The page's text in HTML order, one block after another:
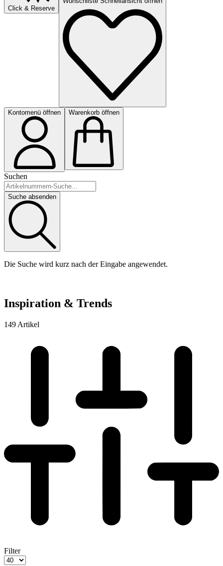
Click & Reserve
Kontomenü öffnen Warenkorb öffnen
Suchen
Suche absenden
Die Suche wird kurz nach der Eingabe angewendet.
Inspiration & Trends
149 Artikel
Filter